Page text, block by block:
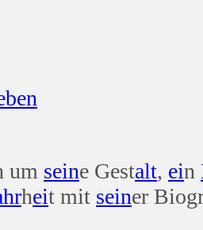
um seine Gestalt, ein
heit mit seiner